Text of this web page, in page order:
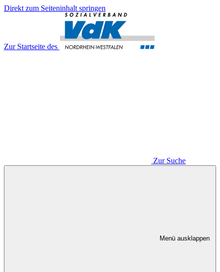
Direkt zum Seiteninhalt springen
Zur Startseite des
Zur Suche
Menü ausklappen